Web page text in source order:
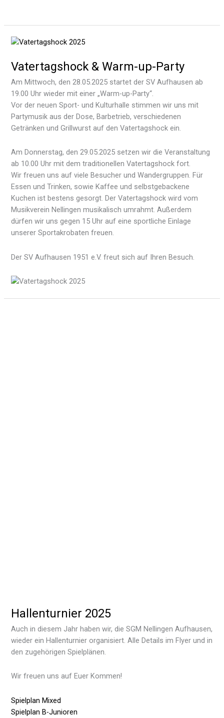
Vatertagshock & Warm-up-Party
Am Mittwoch, den 28.05.2025 startet der SV Aufhausen ab
19.00 Uhr wieder mit einer „Warm-up-Party“.
Vor der neuen Sport- und Kulturhalle stimmen wir uns mit
Partymusik aus der Dose, Barbetrieb, verschiedenen
Getränken und Grillwurst auf den Vatertagshock ein.
Am Donnerstag, den 29.05.2025 setzen wir die Veranstaltung
ab 10.00 Uhr mit dem traditionellen Vatertagshock fort.
Wir freuen uns auf viele Besucher und Wandergruppen. Für
Essen und Trinken, sowie Kaffee und selbstgebackene
Kuchen ist bestens gesorgt. Der Vatertagshock wird vom
Musikverein Nellingen musikalisch umrahmt. Außerdem
dürfen wir uns gegen 15 Uhr auf eine sportliche Einlage
unserer Sportakrobaten freuen.
Der SV Aufhausen 1951 e.V. freut sich auf Ihren Besuch.
Hallenturnier 2025
Auch in diesem Jahr haben wir, die SGM Nellingen Aufhausen,
wieder ein Hallenturnier organisiert. Alle Details im Flyer und in
den zugehörigen Spielplänen.
Wir freuen uns auf Euer Kommen!
Spielplan Mixed
Spielplan B-Junioren